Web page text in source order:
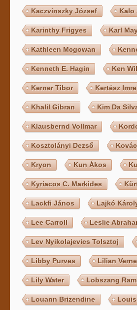
Kaczvinszky József Kalo
Karinthy Frigyes Karl
Kathleen Mcgowan
Kenneth E. Hagin Ken
Kerner Tibor Kertész Imre
Khalil Gibran Kim Da
Klausbernd Vollmar
Kosztolányi Dezső
Kryon Kun Ákos
Kyriacos C. Markides
Lackfi János Lajkó
Lee Carroll Leslie
Lev Nyikolajevics Tolsztoj
Libby Purves Lilian
Lily Water Lobszang
Louann Brizendine